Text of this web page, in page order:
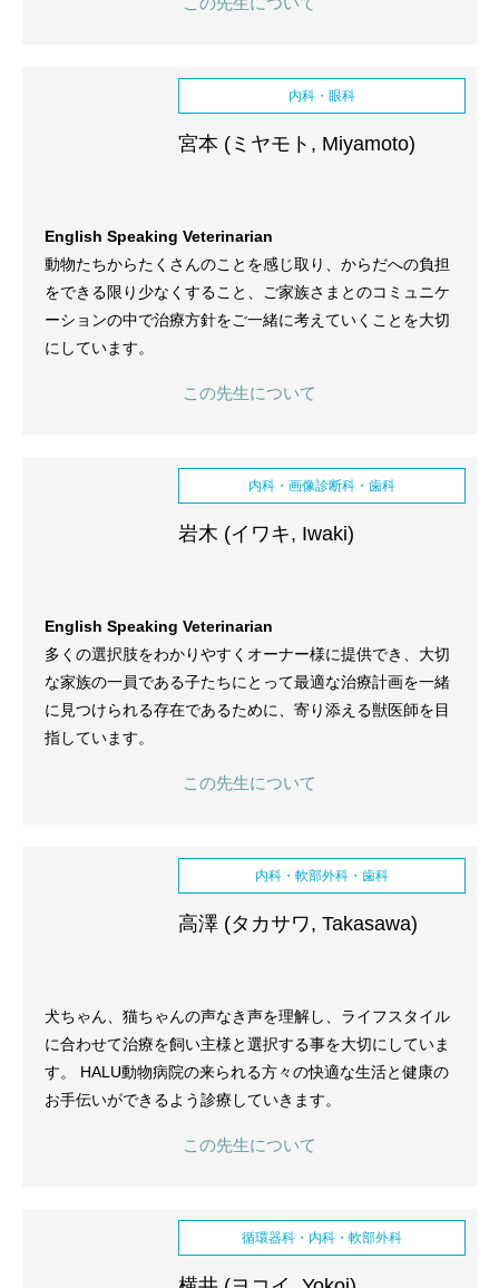
内科・眼科
宮本 (ミヤモト, Miyamoto)
English Speaking Veterinarian
動物たちからたくさんのことを感じ取り、からだへの負担
をできる限り少なくすること、ご家族さまとのコミュニケ
ーションの中で治療方針をご一緒に考えていくことを大切
にしています。
この先生について
内科・画像診断科・歯科
岩木 (イワキ, Iwaki)
English Speaking Veterinarian
多くの選択肢をわかりやすくオーナー様に提供でき、大切
な家族の一員である子たちにとって最適な治療計画を一緒
に見つけられる存在であるために、寄り添える獣医師を目
指しています。
この先生について
内科・軟部外科・歯科
高澤 (タカサワ, Takasawa)
犬ちゃん、猫ちゃんの声なき声を理解し、ライフスタイル
に合わせて治療を飼い主様と選択する事を大切にしていま
す。 HALU動物病院の来られる方々の快適な生活と健康の
お手伝いができるよう診療していきます。
この先生について
循環器科・内科・軟部外科